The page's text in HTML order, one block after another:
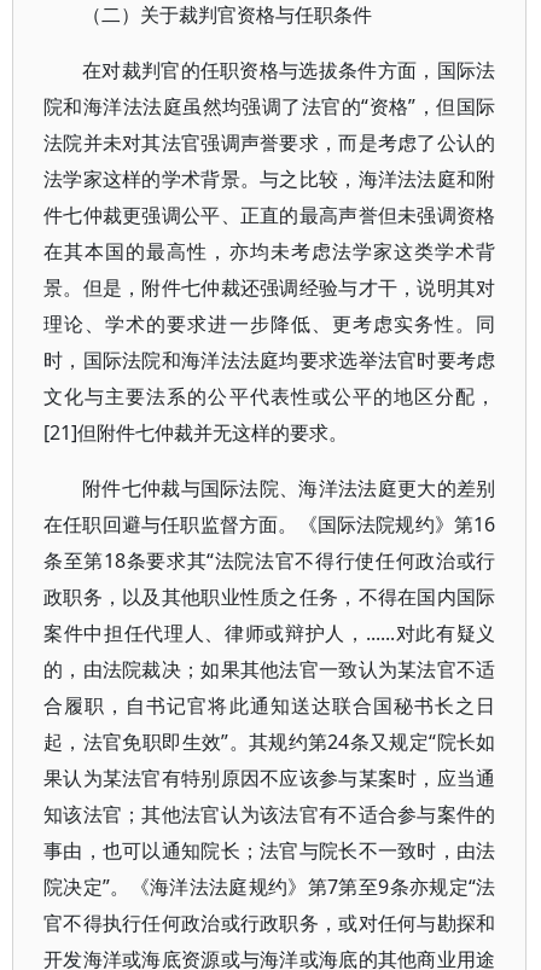
（二）关于裁判官资格与任职条件
在对裁判官的任职资格与选拔条件方面，国际法
院和海洋法法庭虽然均强调了法官的“资格”，但国际
法院并未对其法官强调声誉要求，而是考虑了公认的
法学家这样的学术背景。与之比较，海洋法法庭和附
件七仲裁更强调公平、正直的最高声誉但未强调资格
在其本国的最高性，亦均未考虑法学家这类学术背
景。但是，附件七仲裁还强调经验与才干，说明其对
理论、学术的要求进一步降低、更考虑实务性。同
时，国际法院和海洋法法庭均要求选举法官时要考虑
文化与主要法系的公平代表性或公平的地区分配，
[21]但附件七仲裁并无这样的要求。
附件七仲裁与国际法院、海洋法法庭更大的差别
在任职回避与任职监督方面。《国际法院规约》第16
条至第18条要求其“法院法官不得行使任何政治或行
政职务，以及其他职业性质之任务，不得在国内国际
案件中担任代理人、律师或辩护人，......对此有疑义
的，由法院裁决；如果其他法官一致认为某法官不适
合履职，自书记官将此通知送达联合国秘书长之日
起，法官免职即生效”。其规约第24条又规定“院长如
果认为某法官有特别原因不应该参与某案时，应当通
知该法官；其他法官认为该法官有不适合参与案件的
事由，也可以通知院长；法官与院长不一致时，由法
院决定”。《海洋法法庭规约》第7第至9条亦规定“法
官不得执行任何政治或行政职务，或对任何与勘探和
开发海洋或海底资源或与海洋或海底的其他商业用途